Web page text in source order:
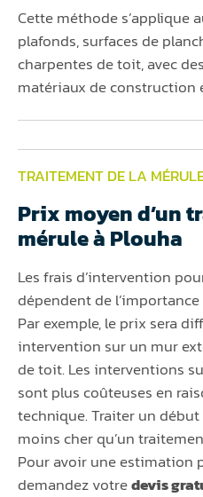
Cette méthode s’applique
plafonds, surfaces de
charpentes de toit, avec
matériaux de construction
TRAITEMENT DE LA
Prix moyen d’un
mérule à Plouha
Les frais d’intervention
dépendent de
Par exemple, le prix sera
intervention sur un mur
de toit. Les interventions
sont plus coûteuses en
technique. Traiter un
moins cher qu’un
Pour avoir une estimation
demandez votredevis